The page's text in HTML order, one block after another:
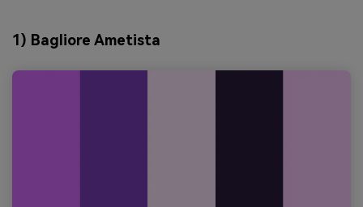
1) Bagliore Ametista